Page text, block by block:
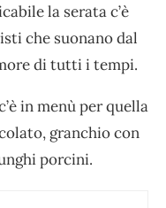
la serata c’è
che suonano dal
di tutti i tempi.
in menù per quella
granchio con
porcini.